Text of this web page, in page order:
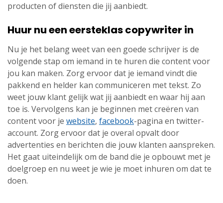
producten of diensten die jij aanbiedt.
Huur nu een eersteklas copywriter in
Nu je het belang weet van een goede schrijver is de
volgende stap om iemand in te huren die content voor
jou kan maken. Zorg ervoor dat je iemand vindt die
pakkend en helder kan communiceren met tekst. Zo
weet jouw klant gelijk wat jij aanbiedt en waar hij aan
toe is. Vervolgens kan je beginnen met creëren van
content voor je website, facebook-pagina en twitter-
account. Zorg ervoor dat je overal opvalt door
advertenties en berichten die jouw klanten aanspreken.
Het gaat uiteindelijk om de band die je opbouwt met je
doelgroep en nu weet je wie je moet inhuren om dat te
doen.